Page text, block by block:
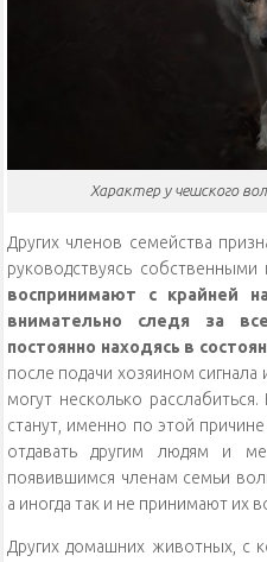
Характер у чешского
Других членов семейства
руководствуясь собственными
воспринимают с крайней
внимательно следя за
постоянно находясь в
после подачи хозяином
могут несколько
станут, именно по этой
отдавать другим людям и
появившимся членам семьи
а иногда так и не принимают их
Других домашних животных, с